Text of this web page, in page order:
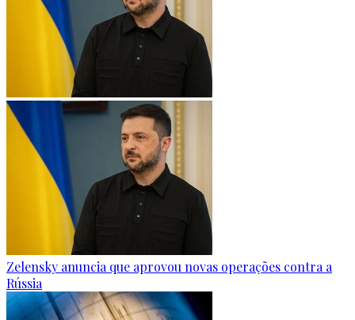
Zelensky anuncia que aprovou novas operações contra a
Rússia